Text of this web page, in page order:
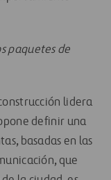
paquetes de
lidera
definir una
basadas en las
que